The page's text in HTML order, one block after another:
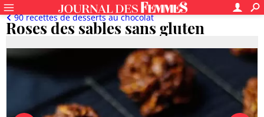
Roses des sables sans gluten
90 recettes de desserts au chocolat